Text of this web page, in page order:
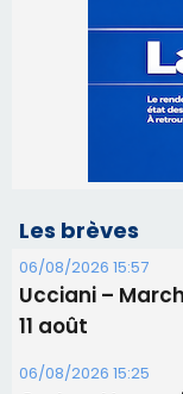
06/08/2026 15:57
Ucciani –
Corte –
projection
06/08/2026 15:04
Alata - Soirée
Benedetto
05/08/2026 09:53